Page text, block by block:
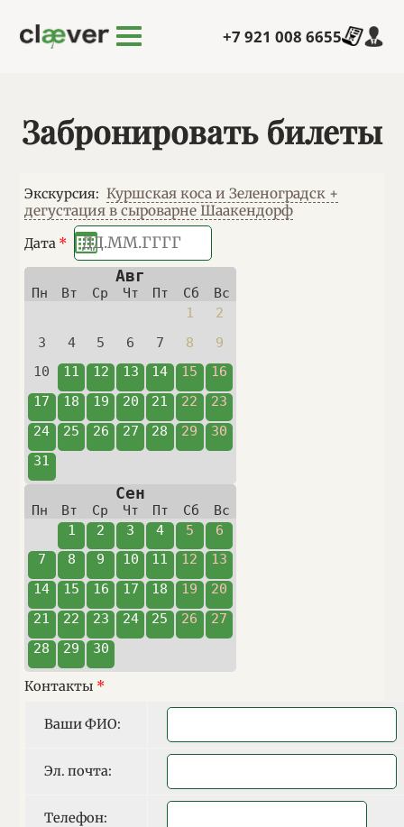
+7 921 008 6655
Забронировать билеты
Экскурсия: Куршская коса и Зеленоградск +
дегустация в сыроварне Шаакендорф
Дата *
Авг
Пн Вт Ср Чт Пт Сб
Вс
1
2
3
4 5 6 7 8
9
10
11 12 13 14 15
16
17
18 19 20 21 22
23
24
25 26 27 28 29
30
31
Сен
Пн Вт Ср Чт Пт Сб
Вс
1 2 3 4 5
6
7
8 9 10 11 12
13
14
15 16 17 18 19
20
21
22 23 24 25 26
27
28
29 30
Контакты *
Ваши ФИО:
Ваши ФИО
Эл. почта:
Эл. почта
Телефон:
Телефон